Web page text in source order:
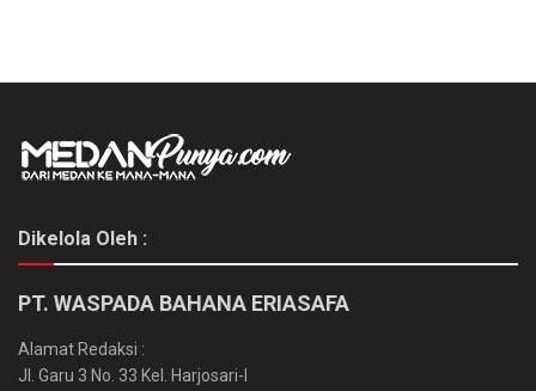
Dikelola Oleh :
PT. WASPADA BAHANA ERIASAFA
Alamat Redaksi :
Jl. Garu 3 No. 33 Kel. Harjosari-I